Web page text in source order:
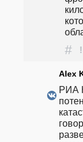
# !
Alex
РИА